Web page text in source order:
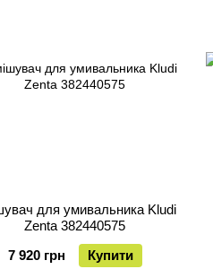
для умивальника Kludi
Zenta 382440575
7 920 грн
Купити